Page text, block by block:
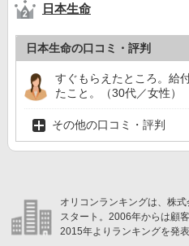
日本生命
日本生命の口コミ・評判
すぐもらえたところ。給
たこと。（30代／女性）
その他の口コミ・評判
オリコンランキングは、株
スタート。2006年からは顧
2015年よりランキングを発表